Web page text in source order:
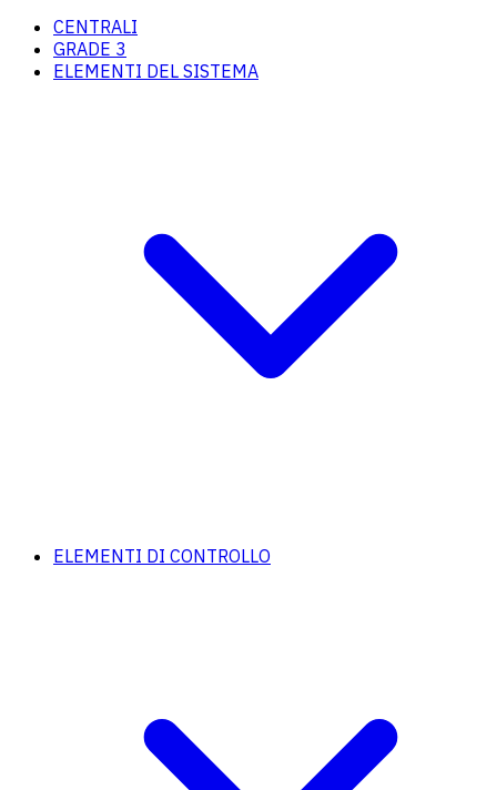
CENTRALI
GRADE 3
ELEMENTI DEL SISTEMA
ELEMENTI DI CONTROLLO